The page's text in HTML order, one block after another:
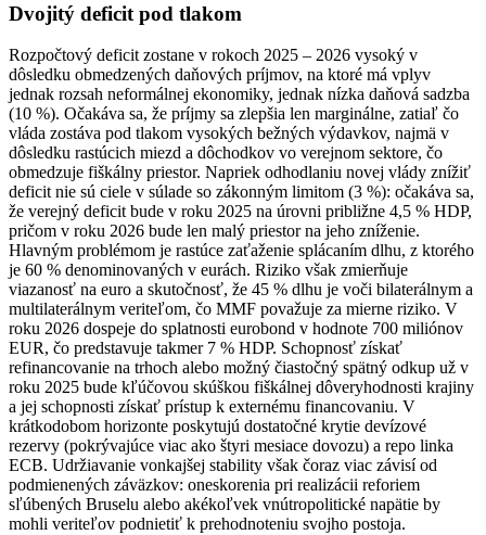
Dvojitý deficit pod tlakom
Rozpočtový deficit zostane v rokoch 2025 – 2026 vysoký v
dôsledku obmedzených daňových príjmov, na ktoré má vplyv
jednak rozsah neformálnej ekonomiky, jednak nízka daňová sadzba
(10 %). Očakáva sa, že príjmy sa zlepšia len marginálne, zatiaľ čo
vláda zostáva pod tlakom vysokých bežných výdavkov, najmä v
dôsledku rastúcich miezd a dôchodkov vo verejnom sektore, čo
obmedzuje fiškálny priestor. Napriek odhodlaniu novej vlády znížiť
deficit nie sú ciele v súlade so zákonným limitom (3 %): očakáva sa,
že verejný deficit bude v roku 2025 na úrovni približne 4,5 % HDP,
pričom v roku 2026 bude len malý priestor na jeho zníženie.
Hlavným problémom je rastúce zaťaženie splácaním dlhu, z ktorého
je 60 % denominovaných v eurách. Riziko však zmierňuje
viazanosť na euro a skutočnosť, že 45 % dlhu je voči bilaterálnym a
multilaterálnym veriteľom, čo MMF považuje za mierne riziko. V
roku 2026 dospeje do splatnosti eurobond v hodnote 700 miliónov
EUR, čo predstavuje takmer 7 % HDP. Schopnosť získať
refinancovanie na trhoch alebo možný čiastočný spätný odkup už v
roku 2025 bude kľúčovou skúškou fiškálnej dôveryhodnosti krajiny
a jej schopnosti získať prístup k externému financovaniu. V
krátkodobom horizonte poskytujú dostatočné krytie devízové
rezervy (pokrývajúce viac ako štyri mesiace dovozu) a repo linka
ECB. Udržiavanie vonkajšej stability však čoraz viac závisí od
podmienených záväzkov: oneskorenia pri realizácii reforiem
sľúbených Bruselu alebo akékoľvek vnútropolitické napätie by
mohli veriteľov podnietiť k prehodnoteniu svojho postoja.